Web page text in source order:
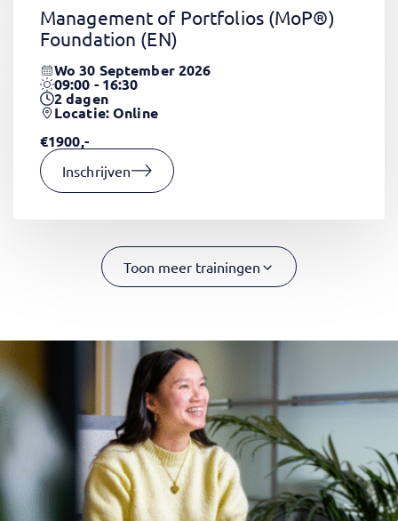
Management of Portfolios (MoP®)
Foundation (EN)
Wo 30 September 2026
09:00 - 16:30
2dagen
Locatie: Online
€1900,-
Inschrijven
Toon meer trainingen